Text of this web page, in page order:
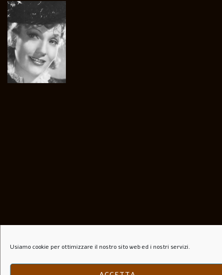
Usiamo cookie per ottimizzare il nostro sito web ed i nostri servizi.